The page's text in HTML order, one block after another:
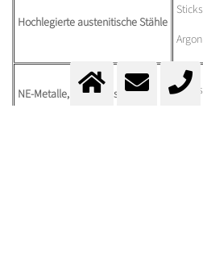
Hochlegierte austenitische Stähle
Argon
NE-Metalle, Glas, Kunststoffe,